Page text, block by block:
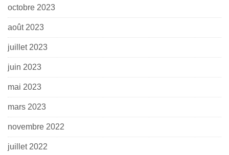
octobre 2023
août 2023
juillet 2023
juin 2023
mai 2023
mars 2023
novembre 2022
juillet 2022